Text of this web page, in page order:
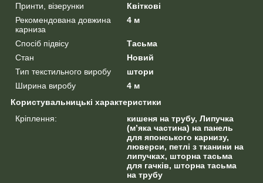
Принти, візерунки
Квіткові
Рекомендована довжина
карниза
4 м
Спосіб підвісу
Тасьма
Стан
Новий
Тип текстильного виробу
штори
Ширина виробу
4 м
Користувальницькі характеристики
Кріплення:
кишеня на трубу, Липучка
(м’яка частина) на панель
для японського карнизу,
люверси, петлі з тканини на
липучках, шторна тасьма
для гачків, шторна тасьма
на трубу